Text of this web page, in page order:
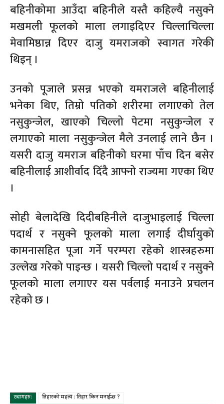
बहिनीकोमा आउँदा बहिनीले यस्तै कहिल्यै नसुक्ने
मखमली फूलको माला लगाइदिएर चिल्लाचिल्ला
मेवामिष्ठान्न दिएर दाजु यमराजको स्वागत गरेकी
थिइन् ।
उनको पूजाले प्रसन्न भएको यमराजले बहिनीलाई
भनेका थिए, तिम्रो पतिको शरीरमा लगाएको तेल
नसुकुन्जेल, खाएको चिल्लो पेटमा नसुकुन्जेल र
लगाएको माला नसुकुन्जेल मैले उनलाई लाने छैन ।
यसरी दाजु यमराज बहिनीको घरमा पाँच दिन बसेर
बहिनीलाई आशीर्वाद दिँदै आफ्नो राज्यमा गएका थिए
।
सोही बेलादेखि दिदीबहिनीले दाजुभाइलाई चिल्ला
पदार्थ र नसुक्ने फूलको माला लगाई दीर्घायुको
कामनासहित पूजा गर्ने परम्परा रहेको शास्त्रहरुमा
उल्लेख गरेको पाइन्छ । यसरी चिल्लो पदार्थ र नसुक्ने
फूलको माला लगाएर यस पर्वलाई मनाउने प्रचलन
रहेको छ ।
ट्यागहरु: तिहारको महत्व : तिहार किन मनाईन्छ ?